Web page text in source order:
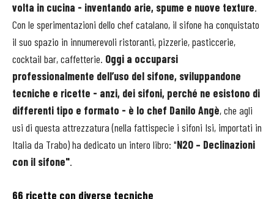
volta in cucina - inventando arie, spume e nuove texture.
Con le sperimentazioni dello chef catalano, il sifone ha conquistato
il suo spazio in innumerevoli ristoranti, pizzerie, pasticcerie,
cocktail bar, caffetterie. Oggi a occuparsi
professionalmente dell’uso del sifone, sviluppandone
tecniche e ricette - anzi, dei sifoni, perché ne esistono di
differenti tipo e formato - è lo chef Danilo Angè, che agli
usi di questa attrezzatura (nella fattispecie i sifoni Isi, importati in
Italia da Trabo) ha dedicato un intero libro: "N2O – Declinazioni
con il sifone".
66 ricette con diverse tecniche